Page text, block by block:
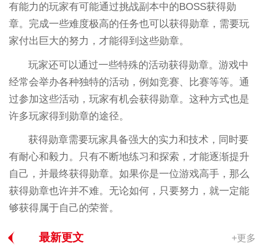
有能力的玩家有可能通过挑战副本中的BOSS获得勋
章。完成一些难度极高的任务也可以获得勋章，需要玩
家付出巨大的努力，才能得到这些勋章。
玩家还可以通过一些特殊的活动获得勋章。游戏中
经常会举办各种独特的活动，例如竞赛、比赛等等。通
过参加这些活动，玩家有机会获得勋章。这种方式也是
许多玩家得到勋章的途径。
获得勋章需要玩家具备强大的实力和技术，同时要
有耐心和毅力。只有不断地练习和探索，才能逐渐提升
自己，并最终获得勋章。如果你是一位游戏高手，那么
获得勋章也许并不难。无论如何，只要努力，就一定能
够获得属于自己的荣誉。
最新更文 +更多